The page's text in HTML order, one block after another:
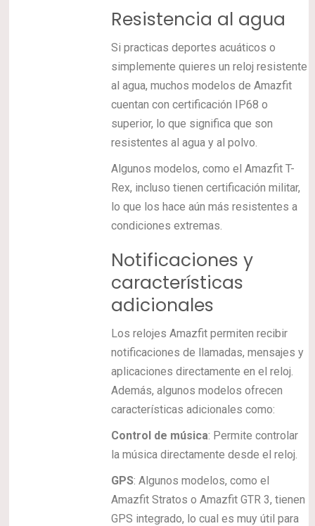
Resistencia al agua
Si practicas deportes acuáticos o
simplemente quieres un reloj resistente
al agua, muchos modelos de Amazfit
cuentan con certificación IP68 o
superior, lo que significa que son
resistentes al agua y al polvo.
Algunos modelos, como el Amazfit T-
Rex, incluso tienen certificación militar,
lo que los hace aún más resistentes a
condiciones extremas.
Notificaciones y
características
adicionales
Los relojes Amazfit permiten recibir
notificaciones de llamadas, mensajes y
aplicaciones directamente en el reloj.
Además, algunos modelos ofrecen
características adicionales como:
Control de música: Permite controlar
la música directamente desde el reloj.
GPS: Algunos modelos, como el
Amazfit Stratos o Amazfit GTR 3, tienen
GPS integrado, lo cual es muy útil para